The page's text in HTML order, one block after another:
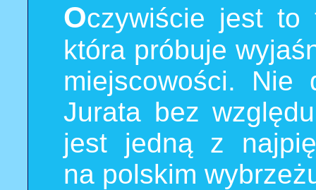
Oczywiście jest to
która próbuje
miejscowości.
Jurata bez
jest jedną z
na polskim